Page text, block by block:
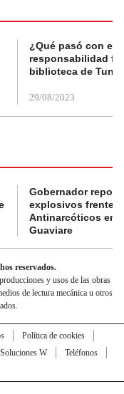
¿Qué pasó con el
responsabilidad
biblioteca de
29/08/2023
Gobernador
explosivos frente a
Antinarcóticos en
Guaviare
reservados.
y usos de las obras
de lectura mecánica u otros
Política de cookies
Soluciones W
Teléfonos